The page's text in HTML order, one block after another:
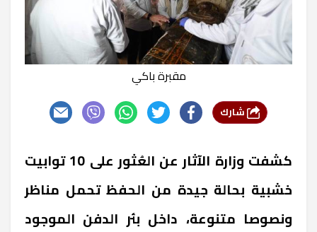
مقبرة باكي
كشفت وزارة الآثار عن العُثور على 10 توابيت
خشبية بحالة جيدة من الحفظ تحمل مناظر
ونصوصا متنوعة، داخل بئر الدفن الموجود